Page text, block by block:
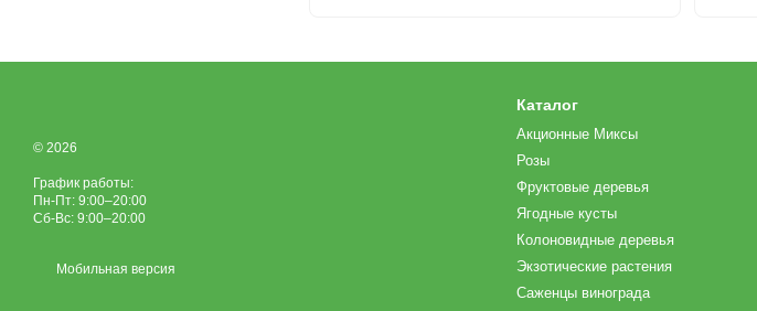
© 2026
График работы:
Пн-Пт: 9:00–20:00
Сб-Вс: 9:00–20:00
Мобильная версия
Каталог
Акционные Миксы
Розы
Фруктовые деревья
Ягодные кусты
Колоновидные деревья
Экзотические растения
Саженцы винограда